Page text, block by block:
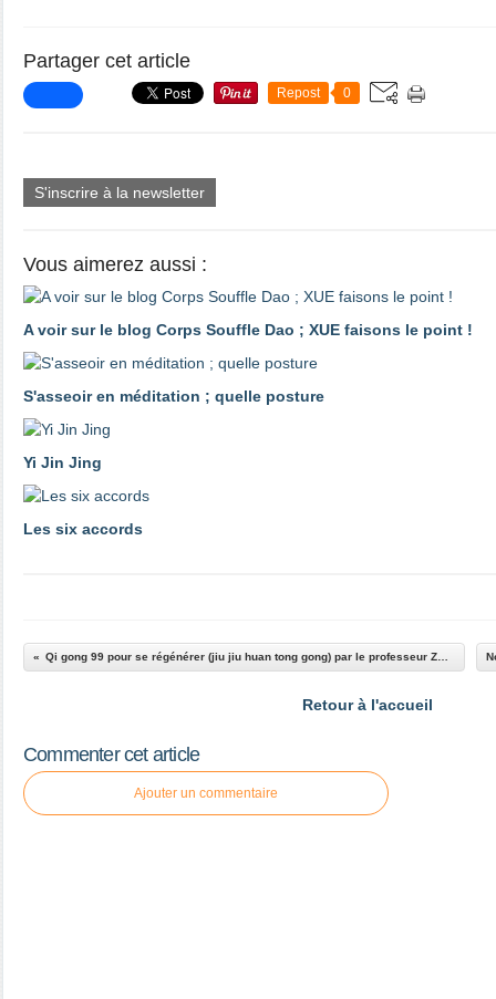
Partager cet article
Repost 0
S'inscrire à la newsletter
Vous aimerez aussi :
A voir sur le blog Corps Souffle Dao ; XUE faisons le point !
S'asseoir en méditation ; quelle posture
Yi Jin Jing
Les six accords
Retour à l'accueil
Commenter cet article
Ajouter un commentaire